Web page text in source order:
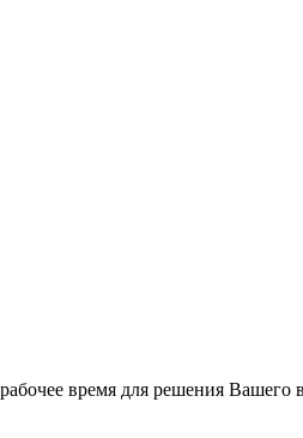
время для решения Вашего